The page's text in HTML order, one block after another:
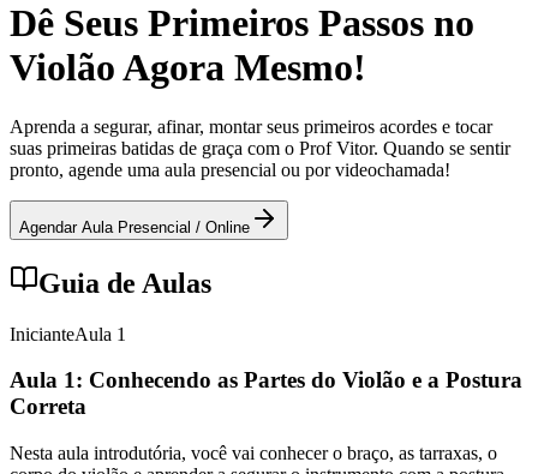
Dê Seus Primeiros Passos no
Violão Agora Mesmo!
Aprenda a segurar, afinar, montar seus primeiros acordes e tocar
suas primeiras batidas de graça com o Prof Vitor. Quando se sentir
pronto, agende uma aula presencial ou por videochamada!
Agendar Aula Presencial / Online
Guia de Aulas
InicianteAula 1
Aula 1: Conhecendo as Partes do Violão e a Postura
Correta
Nesta aula introdutória, você vai conhecer o braço, as tarraxas, o